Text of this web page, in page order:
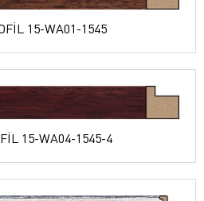
15-WA01-1545
15-WA04-1545-4